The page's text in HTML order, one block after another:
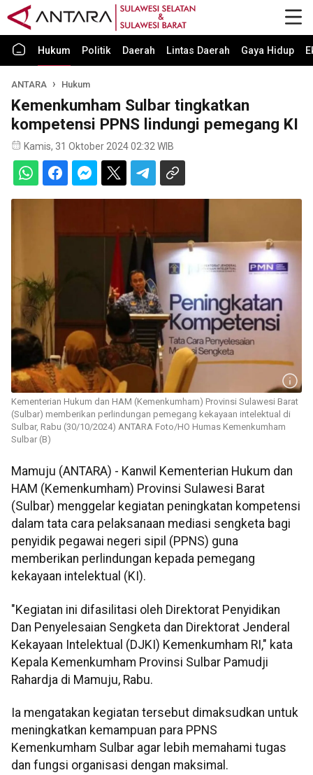
Hukum Politik Daerah Lintas Daerah Gaya Hidup
ANTARA Hukum
Kemenkumham Sulbar tingkatkan
kompetensi PPNS lindungi pemegang KI
Kamis, 31 Oktober 2024 02:32 WIB
Kementerian Hukum dan HAM (Kemenkumham) Provinsi Sulawesi Barat
(Sulbar) memberikan perlindungan pemegang kekayaan intelektual di
Sulbar, Rabu (30/10/2024) ANTARA Foto/HO Humas Kemenkumham
Sulbar (B)
Mamuju (ANTARA) - Kanwil Kementerian Hukum dan
HAM (Kemenkumham) Provinsi Sulawesi Barat
(Sulbar) menggelar kegiatan peningkatan kompetensi
dalam tata cara pelaksanaan mediasi sengketa bagi
penyidik pegawai negeri sipil (PPNS) guna
memberikan perlindungan kepada pemegang
kekayaan intelektual (KI).
"Kegiatan ini difasilitasi oleh Direktorat Penyidikan
Dan Penyelesaian Sengketa dan Direktorat Jenderal
Kekayaan Intelektual (DJKI) Kemenkumham RI," kata
Kepala Kemenkumham Provinsi Sulbar Pamudji
Rahardja di Mamuju, Rabu.
Ia mengatakan kegiatan tersebut dimaksudkan untuk
meningkatkan kemampuan para PPNS
Kemenkumham Sulbar agar lebih memahami tugas
dan fungsi organisasi dengan maksimal.